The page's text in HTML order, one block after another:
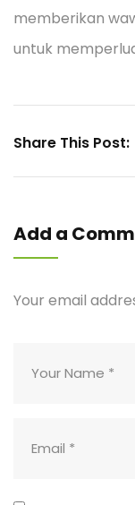
memberikan
untuk
Share This Post:
Add a
Your email